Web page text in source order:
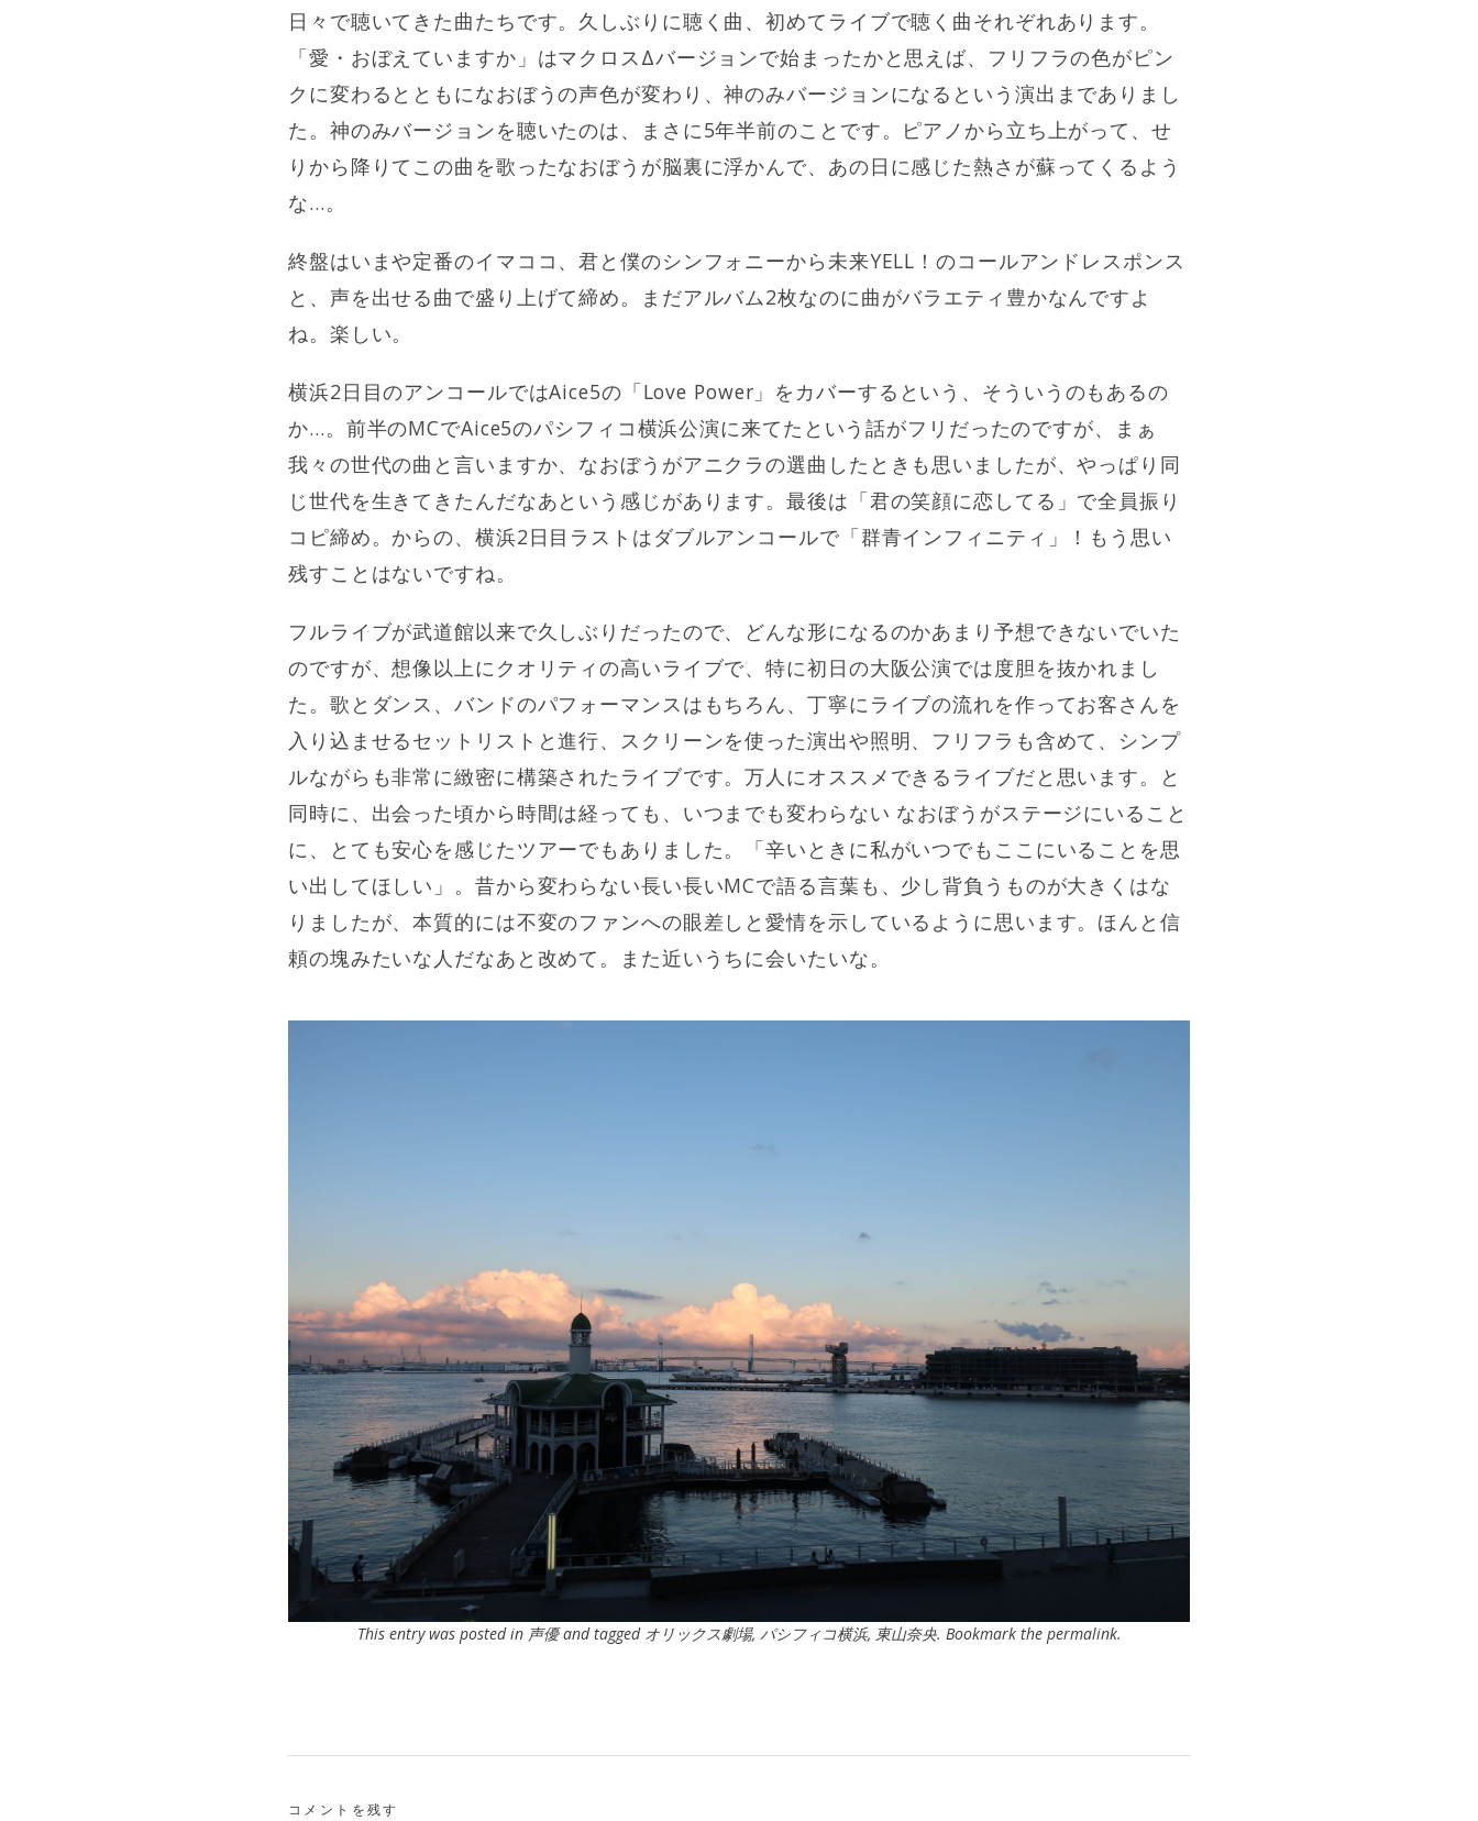
日々で聴いてきた曲たちです。久しぶりに聴く曲、初めてライブで聴く曲それぞれあります。
「愛・おぼえていますか」はマクロスΔバージョンで始まったかと思えば、フリフラの色がピン
クに変わるとともになおぼうの声色が変わり、神のみバージョンになるという演出までありまし
た。神のみバージョンを聴いたのは、まさに5年半前のことです。ピアノから立ち上がって、せ
りから降りてこの曲を歌ったなおぼうが脳裏に浮かんで、あの日に感じた熱さが蘇ってくるよう
な…。
終盤はいまや定番のイマココ、君と僕のシンフォニーから未来YELL！のコールアンドレスポンス
と、声を出せる曲で盛り上げて締め。まだアルバム2枚なのに曲がバラエティ豊かなんですよ
ね。楽しい。
横浜2日目のアンコールではAice5の「Love Power」をカバーするという、そういうのもあるの
か…。前半のMCでAice5のパシフィコ横浜公演に来てたという話がフリだったのですが、まぁ
我々の世代の曲と言いますか、なおぼうがアニクラの選曲したときも思いましたが、やっぱり同
じ世代を生きてきたんだなあという感じがあります。最後は「君の笑顔に恋してる」で全員振り
コピ締め。からの、横浜2日目ラストはダブルアンコールで「群青インフィニティ」！もう思い
残すことはないですね。
フルライブが武道館以来で久しぶりだったので、どんな形になるのかあまり予想できないでいた
のですが、想像以上にクオリティの高いライブで、特に初日の大阪公演では度胆を抜かれまし
た。歌とダンス、バンドのパフォーマンスはもちろん、丁寧にライブの流れを作ってお客さんを
入り込ませるセットリストと進行、スクリーンを使った演出や照明、フリフラも含めて、シンプ
ルながらも非常に緻密に構築されたライブです。万人にオススメできるライブだと思います。と
同時に、出会った頃から時間は経っても、いつまでも変わらない なおぼうがステージにいること
に、とても安心を感じたツアーでもありました。「辛いときに私がいつでもここにいることを思
い出してほしい」。昔から変わらない長い長いMCで語る言葉も、少し背負うものが大きくはな
りましたが、本質的には不変のファンへの眼差しと愛情を示しているように思います。ほんと信
頼の塊みたいな人だなあと改めて。また近いうちに会いたいな。
This entry was posted in 声優and tagged オリックス劇場, パシフィコ横浜, 東山奈央. Bookmark the permalink.
コメントを残す